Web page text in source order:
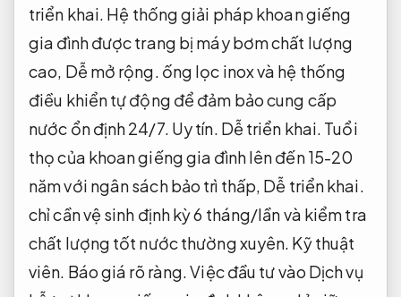
triển khai. Hệ thống giải pháp khoan giếng
gia đình được trang bị máy bơm chất lượng
cao, Dễ mở rộng. ống lọc inox và hệ thống
điều khiển tự động để đảm bảo cung cấp
nước ổn định 24/7. Uy tín. Dễ triển khai. Tuổi
thọ của khoan giếng gia đình lên đến 15-20
năm với ngân sách bảo trì thấp, Dễ triển khai.
chỉ cần vệ sinh định kỳ 6 tháng/lần và kiểm tra
chất lượng tốt nước thường xuyên. Kỹ thuật
viên. Báo giá rõ ràng.Việc đầu tư vào Dịch vụ